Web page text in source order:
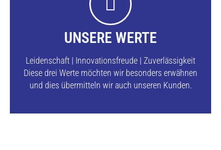
UNSERE WERTE
Leidenschaft | Innovationsfreude | Zuverlässigkeit
Diese drei Werte möchten wir besonders erwähnen
und dies übermitteln wir auch unseren Kunden.